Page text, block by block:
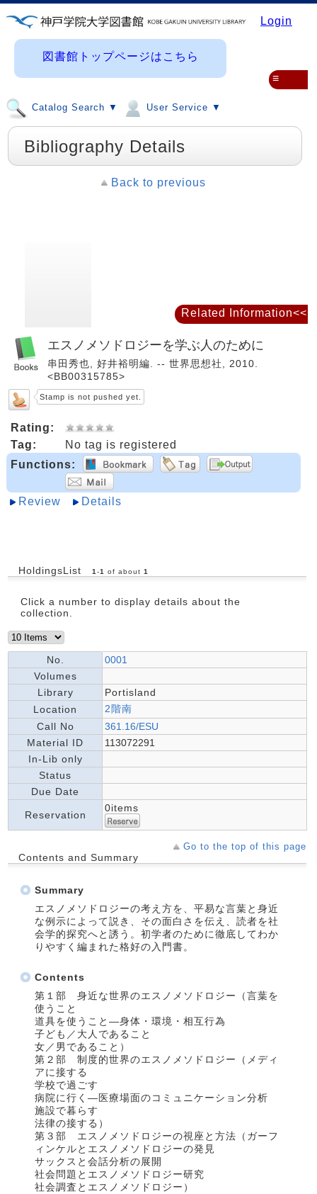
Login
図書館トップページはこちら
Catalog Search ▼ User Service ▼
≡
Bibliography Details
Back to previous
エスノメソドロジーを学ぶ人のために
串田秀也, 好井裕明編. -- 世界思想社, 2010.
<BB00315785>
Stamp is not pushed yet.
Rating:
Tag:
No tag is registered
Functions:
Review Details
HoldingsList 1-1 of about 1
Click a number to display details about the
collection.
No.
0001
Volumes
Library
Portisland
Location
2階南
Call No
361.16/ESU
Material ID
113072291
In-Lib only
Status
Due Date
Reservation
0items
Go to the top of this page
Contents and Summary
Summary
エスノメソドロジーの考え方を、平易な言葉と身近
な例示によって説き、その面白さを伝え、読者を社
会学的探究へと誘う。初学者のために徹底してわか
りやすく編まれた格好の入門書。
Contents
第１部 身近な世界のエスノメソドロジー（言葉を
使うこと
道具を使うこと―身体・環境・相互行為
子ども／大人であること
女／男であること）
第２部 制度的世界のエスノメソドロジー（メディ
アに接する
学校で過ごす
病院に行く―医療場面のコミュニケーション分析
施設で暮らす
法律の接する）
第３部 エスノメソドロジーの視座と方法（ガーフ
ィンケルとエスノメソドロジーの発見
サックスと会話分析の展開
社会問題とエスノメソドロジー研究
社会調査とエスノメソドロジー）
Related Information<<